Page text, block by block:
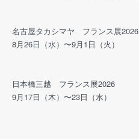
名古屋タカシマヤ フランス展2026
8月26日（水）〜9月1日（火）
日本橋三越 フランス展2026
9月17日（木）〜23日（水）